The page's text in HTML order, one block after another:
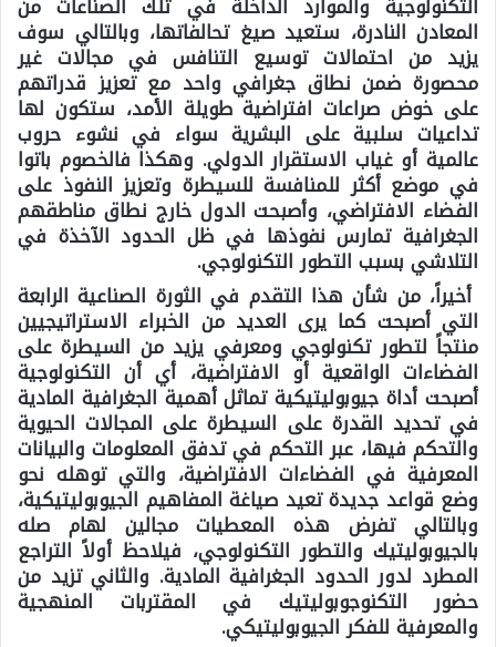
المعادن النادرة، ستعيد صيغ تحالفاتها، وبالتالي سوف
يزيد من احتمالات توسيع التنافس في مجالات غير
محصورة ضمن نطاق جغرافي واحد مع تعزيز قدراتهم
على خوض صراعات افتراضية طويلة الأمد، ستكون لها
تداعيات سلبية على البشرية سواء في نشوء حروب
عالمية أو غياب الاستقرار الدولي. وهكذا فالخصوم باتوا
في موضع أكثر للمنافسة للسيطرة وتعزيز النفوذ على
الفضاء الافتراضي، وأصبحت الدول خارج نطاق مناطقهم
الجغرافية تمارس نفوذها في ظل الحدود الآخذة في
التلاشي بسبب التطور التكنولوجي.
أخيراً، من شأن هذا التقدم في الثورة الصناعية الرابعة
التي أصبحت كما يرى العديد من الخبراء الاستراتيجيين
منتجاً لتطور تكنولوجي ومعرفي يزيد من السيطرة على
الفضاءات الواقعية أو الافتراضية، أي أن التكنولوجية
أصبحت أداة جيوبوليتيكية تماثل أهمية الجغرافية المادية
في تحديد القدرة على السيطرة على المجالات الحيوية
والتحكم فيها، عبر التحكم في تدفق المعلومات والبيانات
المعرفية في الفضاءات الافتراضية، والتي توهله نحو
وضع قواعد جديدة تعيد صياغة المفاهيم الجيوبوليتيكية،
وبالتالي تفرض هذه المعطيات مجالين لهام صله
بالجيوبوليتيك والتطور التكنولوجي، فيلاحظ أولاً التراجع
المطرد لدور الحدود الجغرافية المادية. والثاني تزيد من
حضور التكنوجوبوليتيك في المقتربات المنهجية
والمعرفية للفكر الجيوبوليتيكي.